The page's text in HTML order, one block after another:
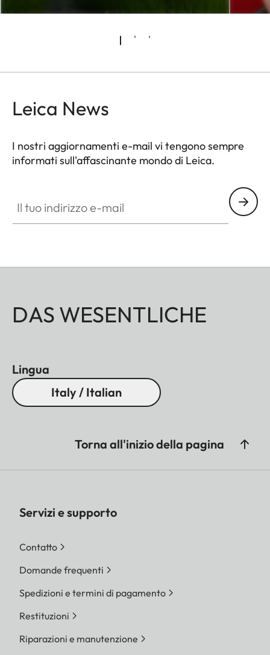
Leica News
I nostri aggiornamenti e-mail vi tengono sempre
informati sull'affascinante mondo di Leica.
DAS WESENTLICHE
Lingua
Italy / Italian
Torna all'inizio della pagina
Servizi e supporto
Contatto
Domande frequenti
Spedizioni e termini di pagamento
Restituzioni
Riparazioni e manutenzione